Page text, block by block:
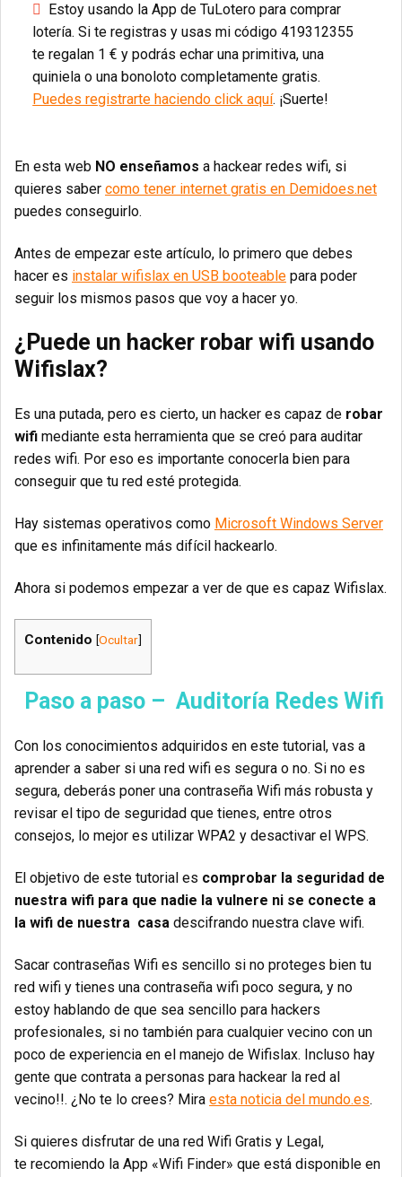
Estoy usando la App de TuLotero para comprar
lotería. Si te registras y usas mi código 419312355
te regalan 1 € y podrás echar una primitiva, una
quiniela o una bonoloto completamente gratis.
Puedes registrarte haciendo click aquí. ¡Suerte!
En esta web NO enseñamos a hackear redes wifi, si
quieres saber como tener internet gratis en Demidoes.net
puedes conseguirlo.
Antes de empezar este artículo, lo primero que debes
hacer es instalar wifislax en USB booteable para poder
seguir los mismos pasos que voy a hacer yo.
¿Puede un hacker robar wifi usando
Wifislax?
Es una putada, pero es cierto, un hacker es capaz de robar
wifi mediante esta herramienta que se creó para auditar
redes wifi. Por eso es importante conocerla bien para
conseguir que tu red esté protegida.
Hay sistemas operativos como Microsoft Windows Server
que es infinitamente más difícil hackearlo.
Ahora si podemos empezar a ver de que es capaz Wifislax.
Contenido [Ocultar]
Paso a paso – Auditoría Redes Wifi
Con los conocimientos adquiridos en este tutorial, vas a
aprender a saber si una red wifi es segura o no. Si no es
segura, deberás poner una contraseña Wifi más robusta y
revisar el tipo de seguridad que tienes, entre otros
consejos, lo mejor es utilizar WPA2 y desactivar el WPS.
El objetivo de este tutorial es comprobar la seguridad de
nuestra wifi para que nadie la vulnere ni se conecte a
la wifi de nuestra casa descifrando nuestra clave wifi.
Sacar contraseñas Wifi es sencillo si no proteges bien tu
red wifi y tienes una contraseña wifi poco segura, y no
estoy hablando de que sea sencillo para hackers
profesionales, si no también para cualquier vecino con un
poco de experiencia en el manejo de Wifislax. Incluso hay
gente que contrata a personas para hackear la red al
vecino!!. ¿No te lo crees? Mira esta noticia del mundo.es.
Si quieres disfrutar de una red Wifi Gratis y Legal,
te recomiendo la App «Wifi Finder» que está disponible en